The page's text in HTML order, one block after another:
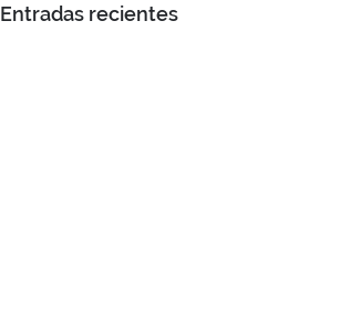
Entradas recientes